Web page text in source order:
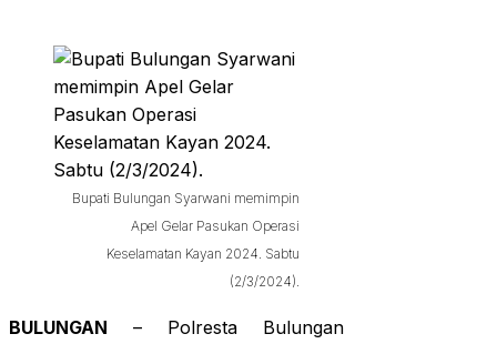
Bupati Bulungan Syarwani memimpin
Apel Gelar Pasukan Operasi
Keselamatan Kayan 2024. Sabtu
(2/3/2024).
BULUNGAN – Polresta Bulungan